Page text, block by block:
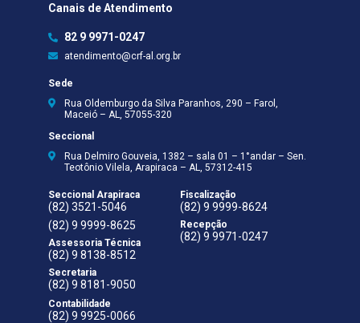
Canais de Atendimento
82 9 9971-0247
atendimento@crf-al.org.br
Sede
Rua Oldemburgo da Silva Paranhos, 290 – Farol,
Maceió – AL, 57055-320
Seccional
Rua Delmiro Gouveia, 1382 – sala 01 – 1°andar – Sen.
Teotônio Vilela, Arapiraca – AL, 57312-415
Seccional Arapiraca
(82) 3521-5046
(82) 9 9999-8625
Assessoria Técnica
(82) 9 8138-8512
Secretaria
(82) 9 8181-9050
Contabilidade
(82) 9 9925-0066
Fiscalização
(82) 9 9999-8624
Recepção
(82) 9 9971-0247